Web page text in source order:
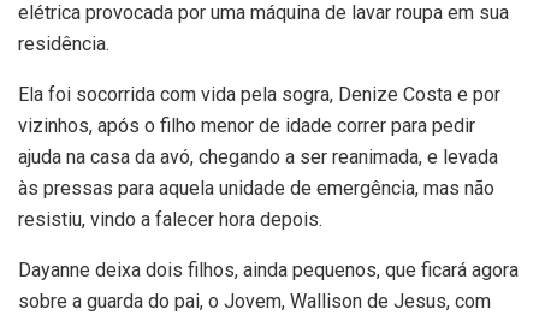
elétrica provocada por uma máquina de lavar roupa em sua
residência.
Ela foi socorrida com vida pela sogra, Denize Costa e por
vizinhos, após o filho menor de idade correr para pedir
ajuda na casa da avó, chegando a ser reanimada, e levada
às pressas para aquela unidade de emergência, mas não
resistiu, vindo a falecer hora depois.
Dayanne deixa dois filhos, ainda pequenos, que ficará agora
sobre a guarda do pai, o Jovem, Wallison de Jesus, com